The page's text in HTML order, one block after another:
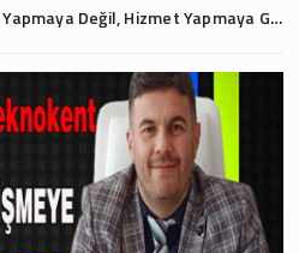
Başkan Karadağ “Biz Siyaset Yapmaya Değil, Hizmet Yapmaya Geldik”